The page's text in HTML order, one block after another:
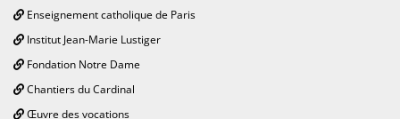
Enseignement catholique de Paris
Institut Jean-Marie Lustiger
Fondation Notre Dame
Chantiers du Cardinal
Œuvre des vocations